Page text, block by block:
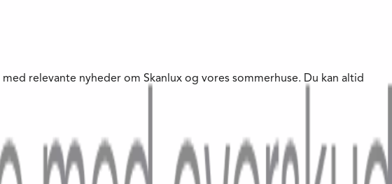
relevante nyheder om Skanlux og vores sommerhuse. Du kan altid